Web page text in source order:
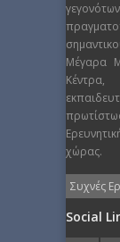
Μέγαρα
χώρας.
Συχνές
Social